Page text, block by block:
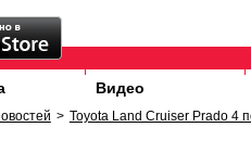
Видео
> Toyota Land Cruiser Prado 4